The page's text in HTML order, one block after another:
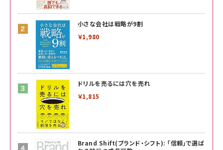
小さな会社は戦略が9割
￥1,980
ドリルを売るには穴を売れ
￥1,815
Brand Shift(ブランド・シフト): 「信頼」で選ば